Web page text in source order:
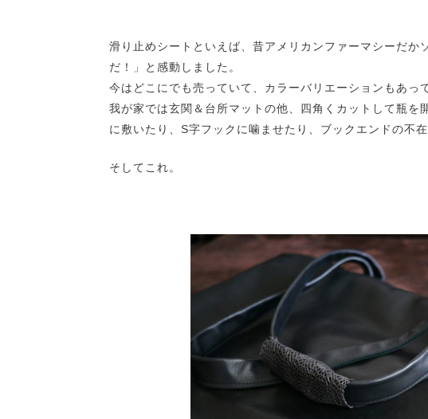
滑り止めシートといえば、昔アメリカンファーマシーだか
だ！」と感動しました。
今はどこにでも売っていて、カラーバリエーションもあっ
我が家では玄関＆台所マットの他、四角くカットして瓶
に敷いたり、S字フックに噛ませたり、ブックエンドの不
そしてこれ。